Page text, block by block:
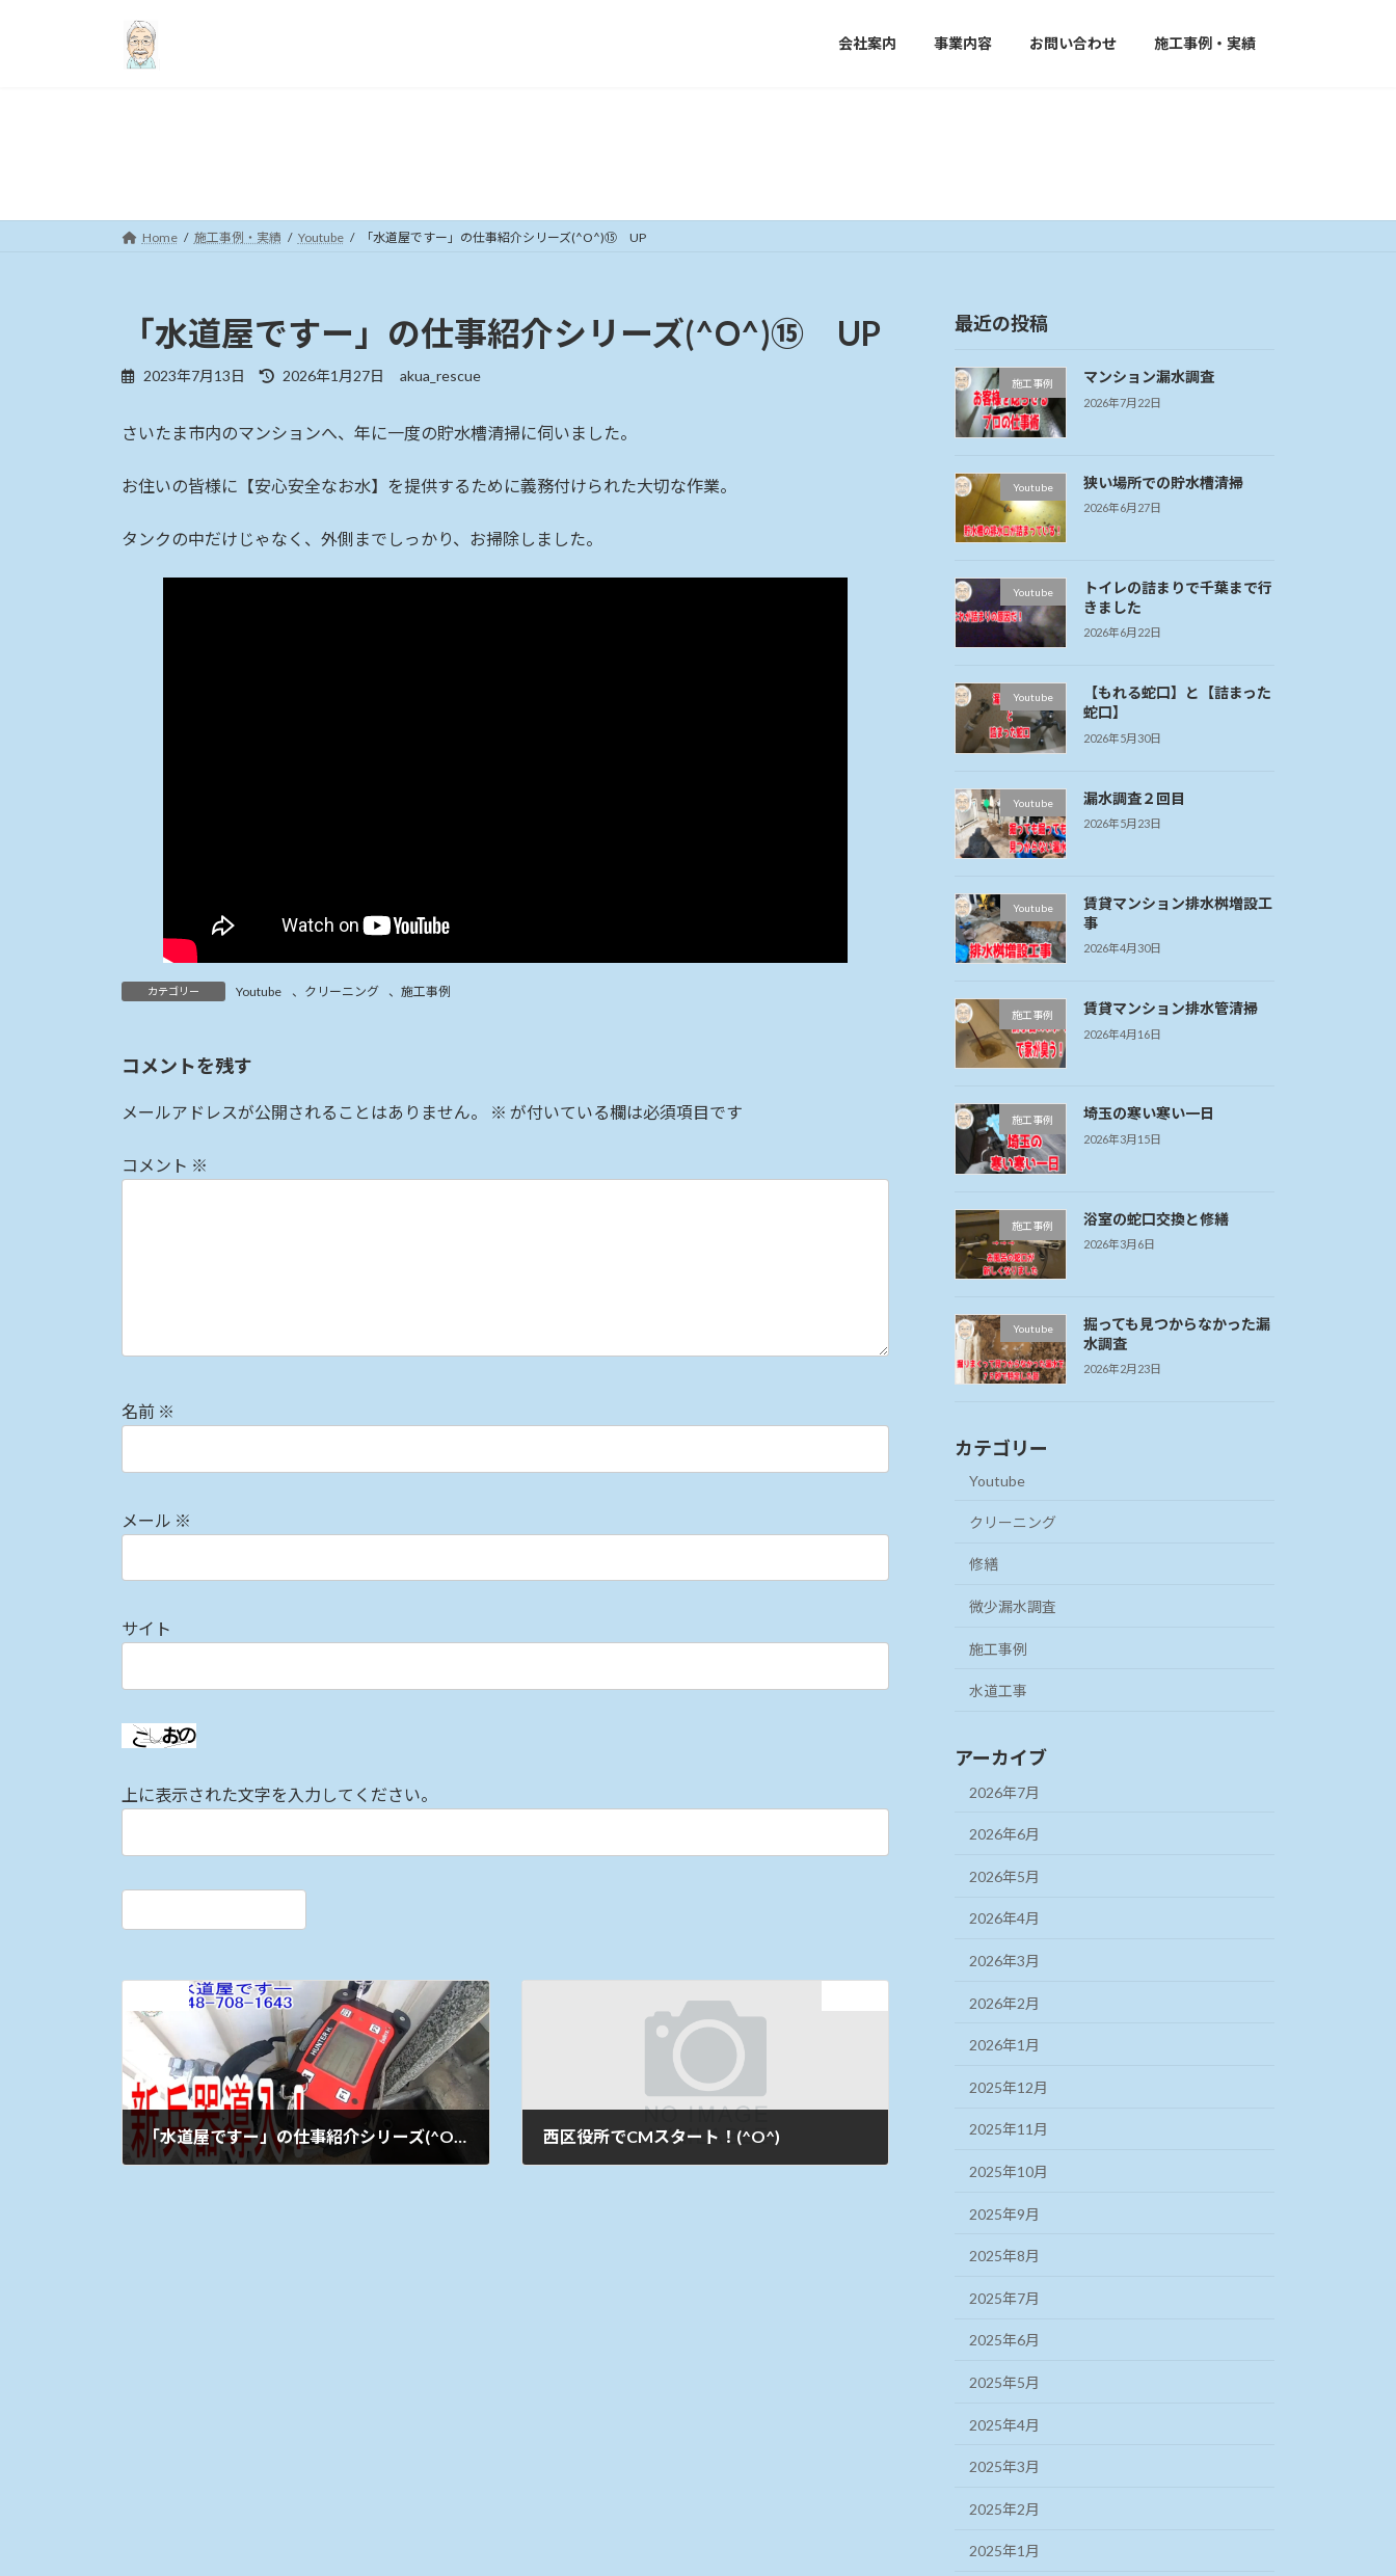
会社案内 事業内容 お問い合わせ 施工事例・実績
Home 施工事例・実績 Youtube 「水道屋ですー」の仕事紹介シリーズ(^O^)⑮ UP
「水道屋ですー」の仕事紹介シリーズ(^O^)⑮ UP
2023年7月13日
最
新
時
:
2026年1月27日 akua_rescue
さいたま市内のマンションへ、年に一度の貯水槽清掃に伺いました。
お住いの皆様に【安心安全なお水】を提供するために義務付けられた大切な作業。
タンクの中だけじゃなく、外側までしっかり、お掃除しました。
カテゴリー Youtube 、 クリーニング 、施工事例
コメントを残す
メールアドレスが公開されることはありません。 ※ が付いている欄は必須項目です
コメント ※
名前 ※
メール ※
サイト
上に表示された文字を入力してください。
「水道屋ですー」の仕事紹介シリーズ(^O^)⑭ UP 西区役所でCMスタート！(^O^)
最近の投稿
施工事例 マンション漏水調査
2026年7月22日
Youtube 狭い場所での貯水槽清掃
2026年6月27日
Youtube
トイレの詰まりで千葉まで行
きました
2026年6月22日
Youtube
【もれる蛇口】と【詰まった
蛇口】
2026年5月30日
Youtube 漏水調査２回目
2026年5月23日
Youtube
賃貸マンション排水桝増設工
事
2026年4月30日
施工事例 賃貸マンション排水管清掃
2026年4月16日
施工事例 埼玉の寒い寒い一日
2026年3月15日
施工事例 浴室の蛇口交換と修繕
2026年3月6日
Youtube
掘っても見つからなかった漏
水調査
2026年2月23日
カテゴリー
Youtube
クリーニング
修繕
微少漏水調査
施工事例
水道工事
アーカイブ
2026年7月
2026年6月
2026年5月
2026年4月
2026年3月
2026年2月
2026年1月
2025年12月
2025年11月
2025年10月
2025年9月
2025年8月
2025年7月
2025年6月
2025年5月
2025年4月
2025年3月
2025年2月
2025年1月